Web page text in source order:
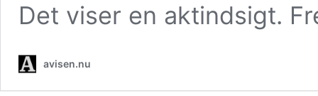
Det viser en aktindsigt.
avisen.nu